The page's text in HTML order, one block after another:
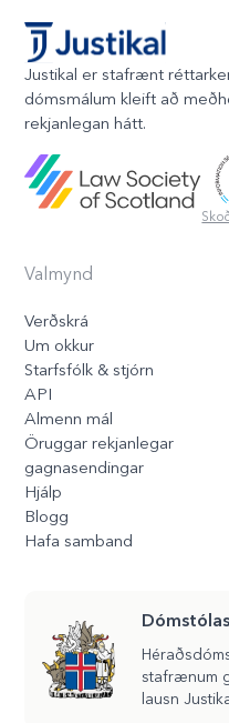
Justikal er stafrænt
dómsmálum kleift að
rekjanlegan hátt.
Valmynd
Verðskrá
Um okkur
Starfsfólk & stjórn
API
Almenn mál
Öruggar rekjanlegar
gagnasendingar
Hjálp
Blogg
Hafa samband
stafrænum
lausn